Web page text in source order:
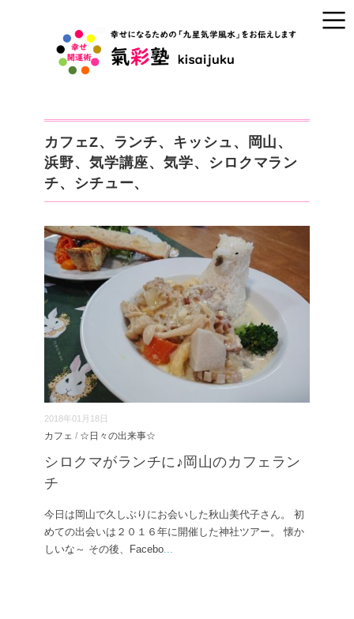
カフェZ、ランチ、キッシュ、岡山、
浜野、気学講座、気学、シロクマラン
チ、シチュー、
2018年01月18日
カフェ / ☆日々の出来事☆
シロクマがランチに♪岡山のカフェラン
チ
今日は岡山で久しぶりにお会いした秋山美代子さん。 初
めての出会いは２０１６年に開催した神社ツアー。 懐か
しいな～ その後、Facebo